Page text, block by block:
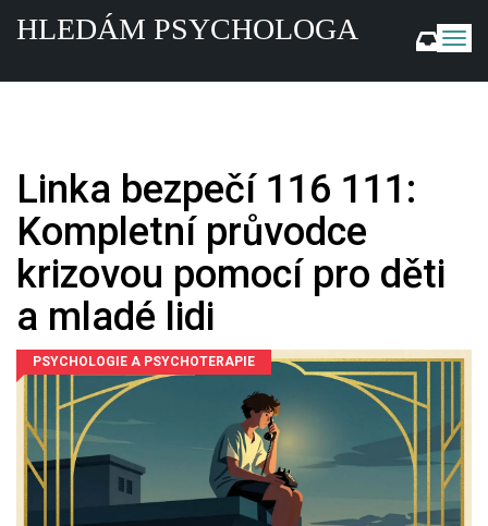
Z
b
i
HLEDÁM PSYCHOLOGA
Linka bezpečí 116 111:
Kompletní průvodce
krizovou pomocí pro děti
a mladé lidi
PSYCHOLOGIE A PSYCHOTERAPIE